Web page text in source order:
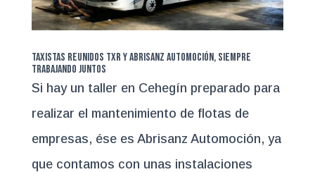
Taxistas Reunidos TXR y Abrisanz Automoción, siempre
trabajando juntos
Si hay un taller en Cehegín preparado para
realizar el mantenimiento de flotas de
empresas, ése es Abrisanz Automoción, ya
que contamos con unas instalaciones